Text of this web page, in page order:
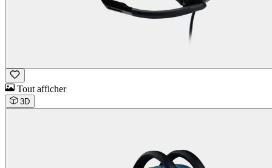
Tout afficher
3D